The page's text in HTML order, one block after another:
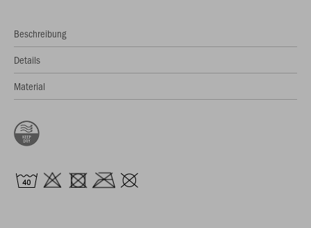
Beschreibung
Details
Material